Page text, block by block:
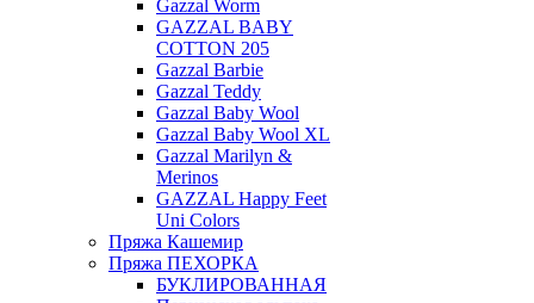
Gazzal Worm
GAZZAL BABY
COTTON 205
Gazzal Barbie
Gazzal Teddy
Gazzal Baby Wool
Gazzal Baby Wool XL
Gazzal Marilyn &
Merinos
GAZZAL Happy Feet
Uni Colors
Пряжа Кашемир
Пряжа ПЕХОРКА
БУКЛИРОВАННАЯ